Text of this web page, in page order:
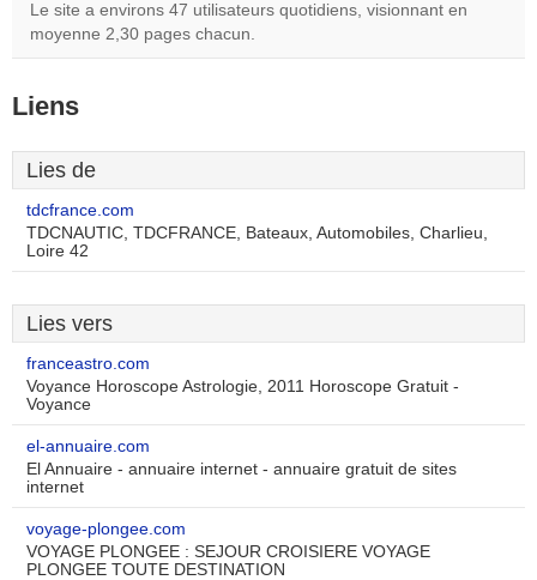
Le site a environs 47 utilisateurs quotidiens, visionnant en
moyenne 2,30 pages chacun.
Liens
Lies de
tdcfrance.com
TDCNAUTIC, TDCFRANCE, Bateaux, Automobiles, Charlieu,
Loire 42
Lies vers
franceastro.com
Voyance Horoscope Astrologie, 2011 Horoscope Gratuit -
Voyance
el-annuaire.com
El Annuaire - annuaire internet - annuaire gratuit de sites
internet
voyage-plongee.com
VOYAGE PLONGEE : SEJOUR CROISIERE VOYAGE
PLONGEE TOUTE DESTINATION